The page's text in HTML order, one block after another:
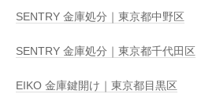
SENTRY 金庫処分｜東京都中野区
SENTRY 金庫処分｜東京都千代田区
EIKO 金庫鍵開け｜東京都目黒区